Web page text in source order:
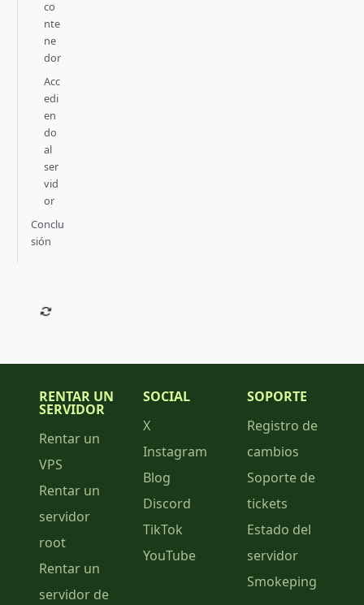
co
nte
ne
dor
Acc
edi
en
do
al
ser
vid
or
Conclu
sión
RENTAR UN
SERVIDOR
Rentar un
VPS
Rentar un
servidor
root
Rentar un
servidor de
SOCIAL
X
Instagram
Blog
Discord
TikTok
YouTube
SOPORTE
Registro de
cambios
Soporte de
tickets
Estado del
servidor
Smokeping